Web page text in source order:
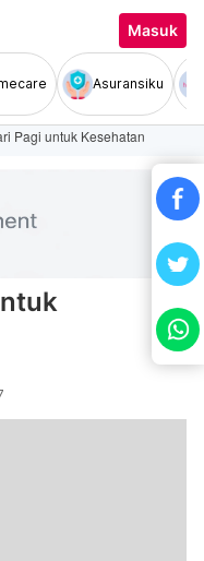
Masuk
Asuransiku
Pagi untuk Kesehatan